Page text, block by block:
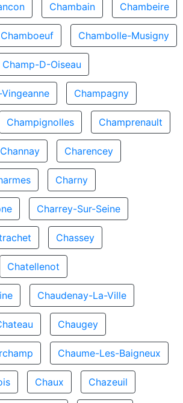
Chambain Chambeire
Chamboeuf Chambolle-Musigny
Champ-D-Oiseau
Champagny
Champignolles Champrenault
Channay Charencey
Charny
Charrey-Sur-Seine
Chassey
Chatellenot
Chaudenay-La-Ville
Chaugey
Chaume-Les-Baigneux
Chaux Chazeuil